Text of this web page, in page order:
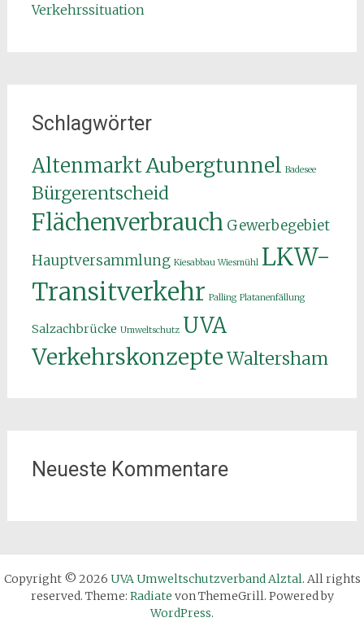
Verkehrssituation
Schlagwörter
AltenmarktAubergtunnel Badesee
Bürgerentscheid
Flächenverbrauch Gewerbegebiet
Hauptversammlung Kiesabbau Wiesmühl LKW-
Transitverkehr Palling Platanenfällung
Salzachbrücke Umweltschutz UVA
VerkehrskonzepteWaltersham
Neueste Kommentare
Copyright © 2026 UVA Umweltschutzverband Alztal. All rights
reserved. Theme: Radiate von ThemeGrill. Powered by
WordPress.